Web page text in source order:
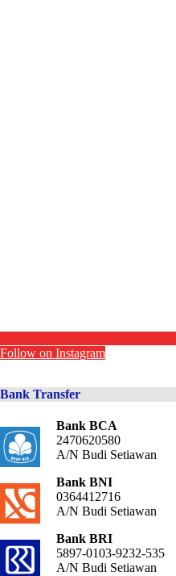
Follow on Instagram
Bank Transfer
Bank BCA
2470620580
A/N Budi Setiawan
Bank BNI
0364412716
A/N Budi Setiawan
Bank BRI
5897-0103-9232-535
A/N Budi Setiawan